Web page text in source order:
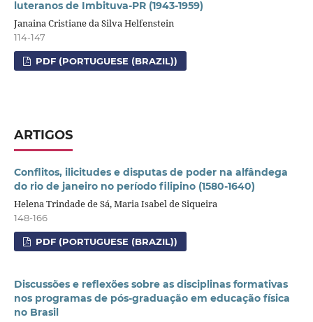
luteranos de Imbituva-PR (1943-1959)
Janaina Cristiane da Silva Helfenstein
114-147
PDF (PORTUGUESE (BRAZIL))
ARTIGOS
Conflitos, ilicitudes e disputas de poder na alfândega
do rio de janeiro no período filipino (1580-1640)
Helena Trindade de Sá, Maria Isabel de Siqueira
148-166
PDF (PORTUGUESE (BRAZIL))
Discussões e reflexões sobre as disciplinas formativas
nos programas de pós-graduação em educação física
no Brasil